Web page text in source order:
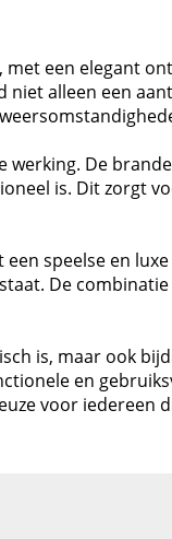
een elegant
niet alleen een
De
is. Dit zorgt
speelse en
De
is, maar ook
en
voor